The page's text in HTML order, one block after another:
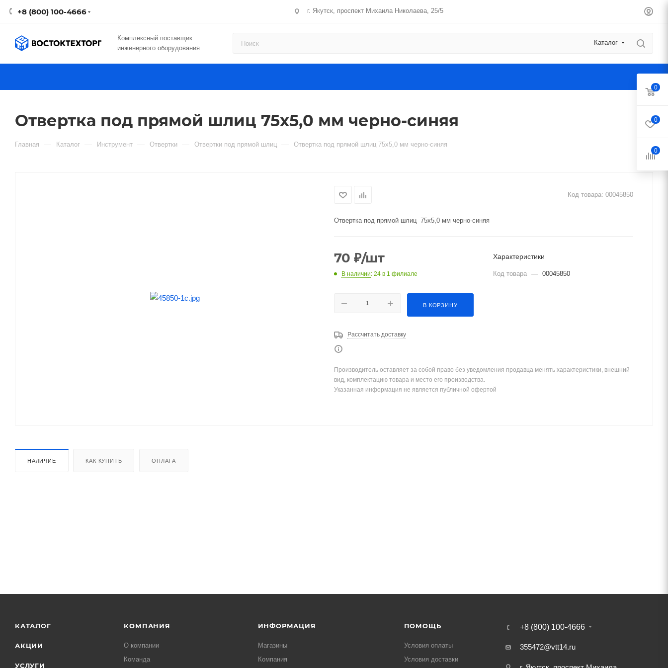
+8 (800) 100-4666 г. Якутск, проспект Михаила Николаева, 25/5
Комплексный поставщик
инженерного оборудования
Каталог
Отвертка под прямой шлиц 75х5,0 мм черно-синяя
Главная — Каталог — Инструмент — Отвертки — Отвертки под прямой шлиц — Отвертка под прямой шлиц 75х5,0 мм черно-синяя
Код товара: 00045850
Отвертка под прямой шлиц 75х5,0 мм черно-синяя
70 ₽/шт
В наличии: 24 в 1 филиале
В КОРЗИНУ
Рассчитать доставку
Характеристики
Код товара — 00045850
Производитель оставляет за собой право без уведомления продавца менять характеристики, внешний
вид, комплектацию товара и место его производства.
Указанная информация не является публичной офертой
НАЛИЧИЕ КАК КУПИТЬ ОПЛАТА
КАТАЛОГ
АКЦИИ
УСЛУГИ
КОМПАНИЯ
О компании
Команда
ИНФОРМАЦИЯ
Магазины
Компания
ПОМОЩЬ
Условия оплаты
Условия доставки
+8 (800) 100-4666
355472@vtt14.ru
0
0
0